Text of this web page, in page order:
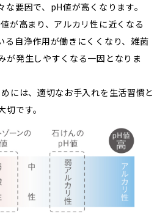
な要因で、pH値が高くなります。
が高まり、アルカリ性に近くなる
る自浄作用が働きにくくなり、雑菌
が発生しやすくなる一因となりま
には、適切なお手入れを生活習慣と
です。